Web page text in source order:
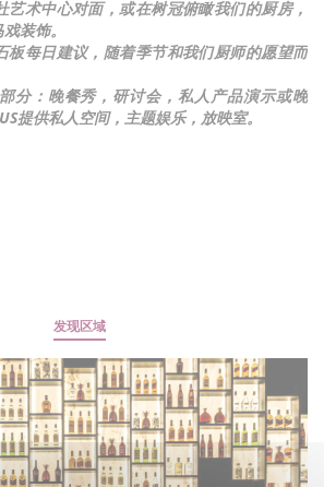
艺术中心对面，或在树冠俯瞰我们的厨房，
装饰。
板每日建议，随着季节和我们厨师的愿望而
分：晚餐秀，研讨会，私人产品演示或晚
提供私人空间，主题娱乐，放映室。
发现区域